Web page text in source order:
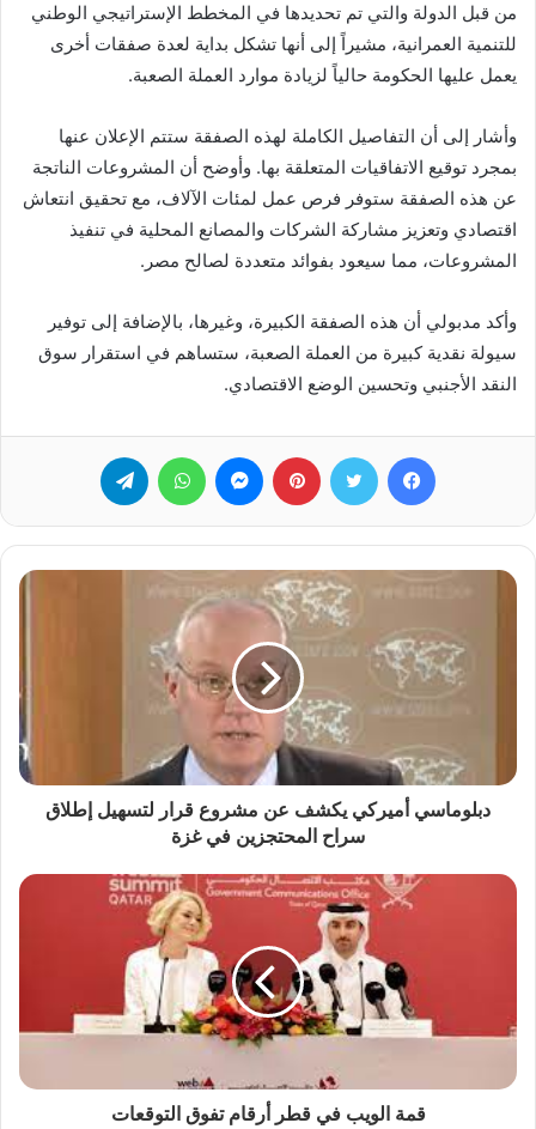
من قبل الدولة والتي تم تحديدها في المخطط الإستراتيجي الوطني
للتنمية العمرانية، مشيراً إلى أنها تشكل بداية لعدة صفقات أخرى
يعمل عليها الحكومة حالياً لزيادة موارد العملة الصعبة.
وأشار إلى أن التفاصيل الكاملة لهذه الصفقة ستتم الإعلان عنها
بمجرد توقيع الاتفاقيات المتعلقة بها. وأوضح أن المشروعات الناتجة
عن هذه الصفقة ستوفر فرص عمل لمئات الآلاف، مع تحقيق انتعاش
اقتصادي وتعزيز مشاركة الشركات والمصانع المحلية في تنفيذ
المشروعات، مما سيعود بفوائد متعددة لصالح مصر.
وأكد مدبولي أن هذه الصفقة الكبيرة، وغيرها، بالإضافة إلى توفير
سيولة نقدية كبيرة من العملة الصعبة، ستساهم في استقرار سوق
النقد الأجنبي وتحسين الوضع الاقتصادي.
فيسبوك تويتر بينتيريست ماسنجر واتساب
دبلوماسي أميركي يكشف عن مشروع قرار لتسهيل إطلاق
سراح المحتجزين في غزة
قمة الويب في قطر أرقام تفوق التوقعات